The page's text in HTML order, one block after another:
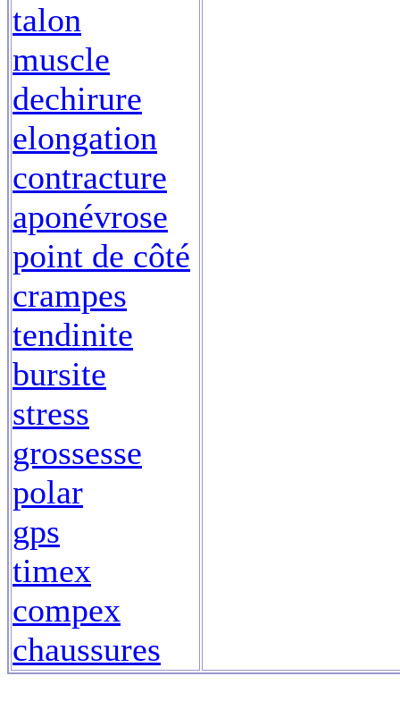
talon
muscle
dechirure
elongation
contracture
aponévrose
point de côté
crampes
tendinite
bursite
stress
grossesse
polar
gps
timex
compex
chaussures